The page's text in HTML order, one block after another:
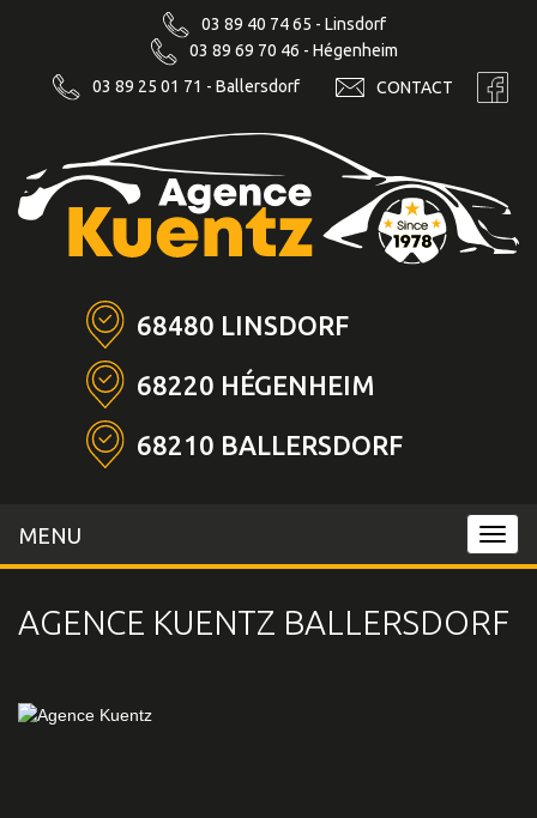
03 89 40 74 65 - Linsdorf
03 89 69 70 46 - Hégenheim
03 89 25 01 71 - Ballersdorf
CONTACT
68480 LINSDORF
68220 HÉGENHEIM
68210 BALLERSDORF
MENU
MENU
AGENCE KUENTZ BALLERSDORF